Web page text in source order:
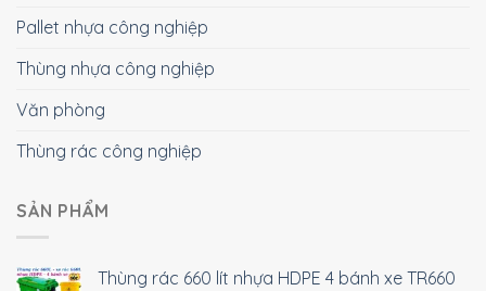
Pallet nhựa công nghiệp
Thùng nhựa công nghiệp
Văn phòng
Thùng rác công nghiệp
SẢN PHẨM
Thùng rác 660 lít nhựa HDPE 4 bánh xe TR660